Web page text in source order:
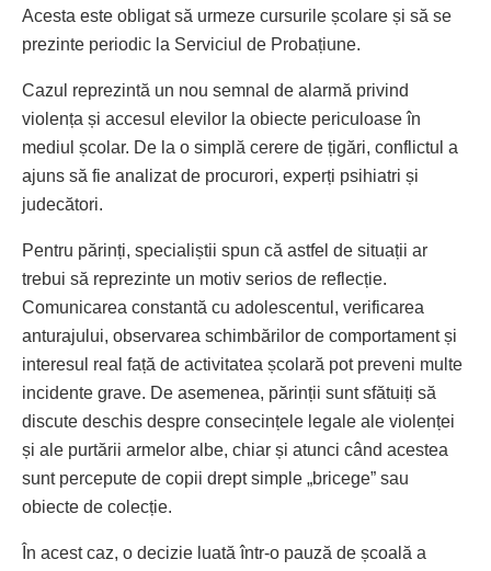
Acesta este obligat să urmeze cursurile școlare și să se
prezinte periodic la Serviciul de Probațiune.
Cazul reprezintă un nou semnal de alarmă privind
violența și accesul elevilor la obiecte periculoase în
mediul școlar. De la o simplă cerere de țigări, conflictul a
ajuns să fie analizat de procurori, experți psihiatri și
judecători.
Pentru părinți, specialiștii spun că astfel de situații ar
trebui să reprezinte un motiv serios de reflecție.
Comunicarea constantă cu adolescentul, verificarea
anturajului, observarea schimbărilor de comportament și
interesul real față de activitatea școlară pot preveni multe
incidente grave. De asemenea, părinții sunt sfătuiți să
discute deschis despre consecințele legale ale violenței
și ale purtării armelor albe, chiar și atunci când acestea
sunt percepute de copii drept simple „bricege” sau
obiecte de colecție.
În acest caz, o decizie luată într-o pauză de școală a